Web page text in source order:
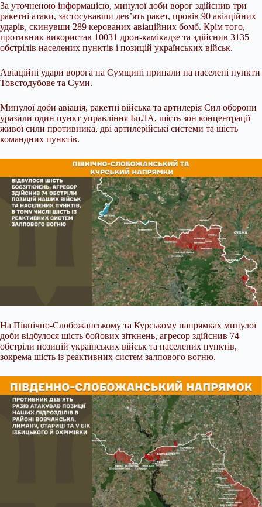
За уточненою інформацією, минулої доби ворог здійснив три
ракетні атаки, застосувавши дев’ять ракет, провів 90 авіаційних
ударів, скинувши 289 керованих авіаційних бомб. Крім того,
противник використав 10031 дрон-камікадзе та здійснив 3135
обстрілів населених пунктів і позицій українських військ.
Авіаційні удари ворога на Сумщині припали на населені пункти
Товстодубове та Суми.
Минулої доби авіація, ракетні війська та артилерія Сил оборони
уразили один пункт управління БпЛА, шість зон концентрації
живої сили противника, дві артилерійські системи та шість
командних пунктів.
На Північно-Слобожанському та Курському напрямках минулої
доби відбулося шість бойових зіткнень, агресор здійснив 74
обстріли позицій українських військ та населених пунктів,
зокрема шість із реактивних систем залпового вогню.